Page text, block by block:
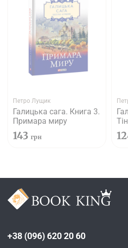
Петро Лущик
Галицька сага. Книга 3.
Примара миру
143 грн
+38 (096) 620 20 60